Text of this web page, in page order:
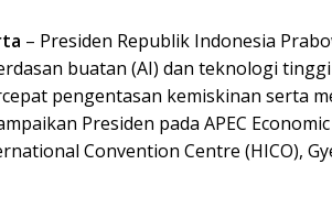
– Presiden Republik Indonesia
buatan (AI) dan teknologi
pengentasan kemiskinan serta
Presiden pada APEC
Convention Centre (HICO),